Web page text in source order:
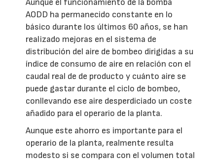
Aunque el funcionamiento de la bomba
AODD ha permanecido constante en lo
básico durante los últimos 60 años, se han
realizado mejoras en el sistema de
distribución del aire de bombeo dirigidas a su
índice de consumo de aire en relación con el
caudal real de de producto y cuánto aire se
puede gastar durante el ciclo de bombeo,
conllevando ese aire desperdiciado un coste
añadido para el operario de la planta.
Aunque este ahorro es importante para el
operario de la planta, realmente resulta
modesto si se compara con el volumen total